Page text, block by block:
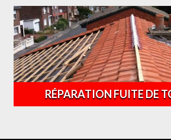
RÉPARATION FUITE DE